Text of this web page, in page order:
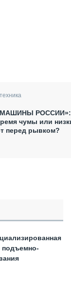
МАШИНЫ РОССИИ»:
чумы или
перед рывком?
подъемно-